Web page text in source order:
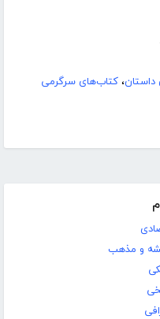
داستان، کتاب‌های سرگرمی
و مذهب